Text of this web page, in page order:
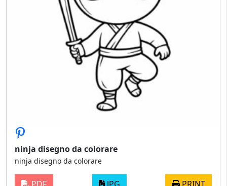
ninja disegno da colorare
ninja disegno da colorare